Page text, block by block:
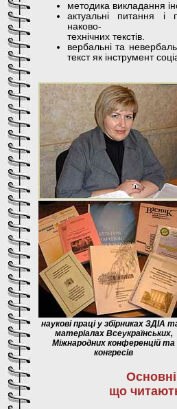
методика викладання
актуальні питання і
наково-
технічних текстів.
вербальні та
текст як інструмент
наукові праці у збірниках ЗДІА
матеріалах Всеукраїнських,
Міжнародних конференцій та
конгресів
що